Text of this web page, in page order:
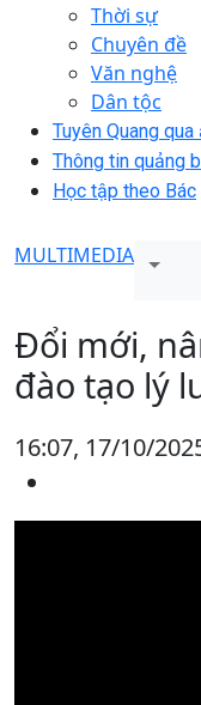
Thời sự
Chuyên đề
Văn nghệ
Dân tộc
Tuyên Quang qua
Thông tin quảng
Học tập theo Bác
MULTIMEDIA
Đổi mới,
đào tạo lý
16:07, 17/10/